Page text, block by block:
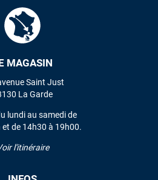
MAGASIN
Saint Just
La Garde
lundi au samedi de
et de 14h30 à 19h00.
l'itinéraire
TOUS LES AVIS
UN AVIS